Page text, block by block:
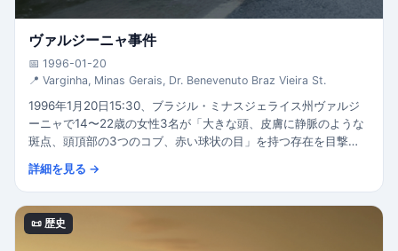
ヴァルジーニャ事件
📅 1996-01-20
📍 Varginha, Minas Gerais, Dr. Benevenuto Braz Vieira St.
1996年1月20日15:30、ブラジル・ミナスジェライス州ヴァルジ
ーニャで14〜22歳の女性3名が「大きな頭、皮膚に静脈のような
斑点、頭頂部の3つのコブ、赤い球状の目」を持つ存在を目撃。
式調査では精神的に不安定な現地男性Mudinhoの誤認と結論。
詳細を見る →
📜 歴史